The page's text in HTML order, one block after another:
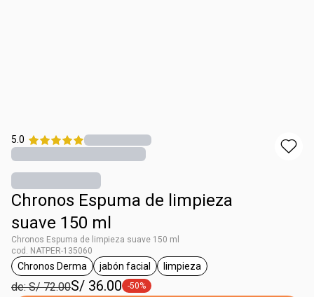
5.0
Chronos Espuma de limpieza
suave 150 ml
Chronos Espuma de limpieza suave 150 ml
cod. NATPER-135060
etiqueta Chronos Derma
Chronos Derma
etiqueta jabón facial
jabón facial
etiqueta limpieza
limpieza
de: S/ 72.00S/ 36.00 etiqueta -50%
-50%